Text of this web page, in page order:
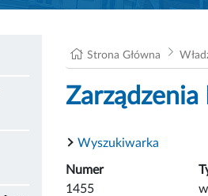
Strona Główna
Wyszukiwarka
Numer
1455